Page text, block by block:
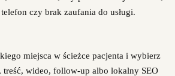
czy brak zaufania do usługi.
miejsca w ścieżce pacjenta i wybierz
treść, wideo, follow-up albo lokalny SEO